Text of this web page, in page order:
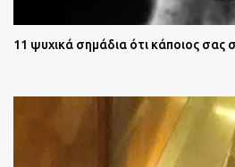
11 ψυχικά σημάδια ότι κάποιος σας